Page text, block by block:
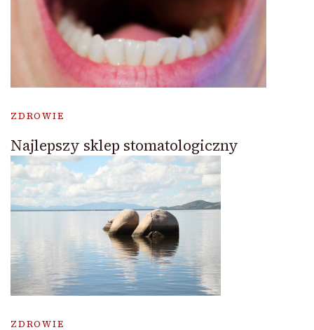
ZDROWIE
Najlepszy sklep stomatologiczny
ZDROWIE